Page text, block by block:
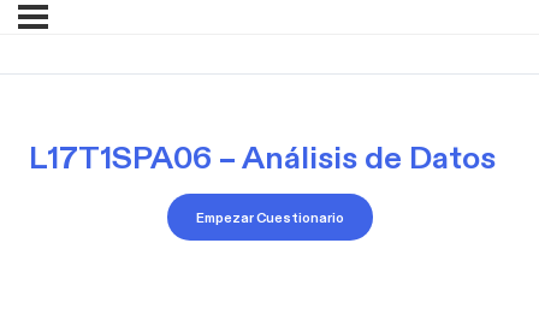
L17T1SPA06 – Análisis de Datos